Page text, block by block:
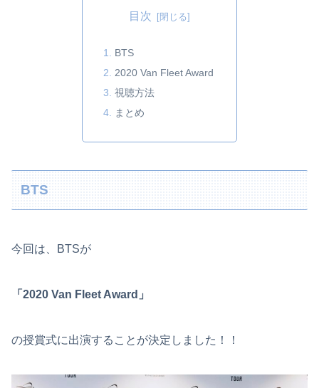
目次
BTS
2020 Van Fleet Award
視聴方法
まとめ
BTS
今回は、BTSが
「2020 Van Fleet Award」
の授賞式に出演することが決定しました！！